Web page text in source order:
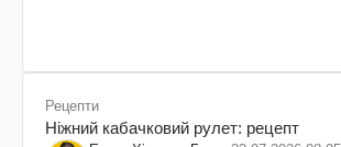
Рецепти
Ніжний кабачковий рулет: рецепт